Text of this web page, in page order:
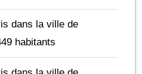
dans la ville de
habitants